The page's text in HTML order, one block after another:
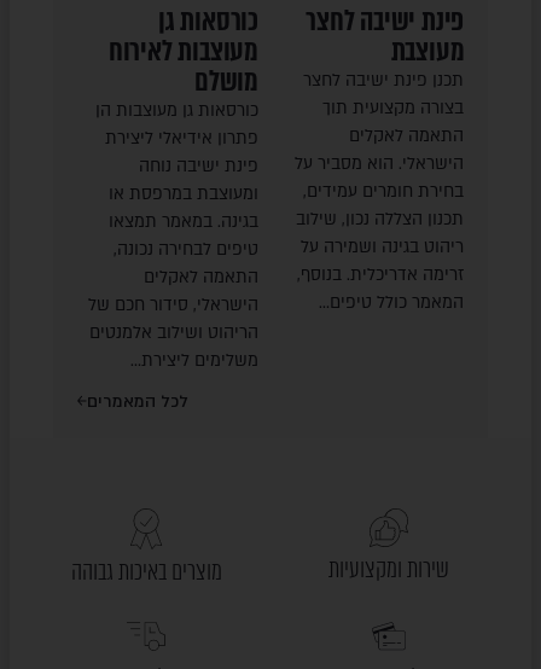
פינת ישיבה לחצר
מעוצבת
תכנן פינת ישיבה לחצר
בצורה מקצועית תוך
התאמה לאקלים
הישראלי. הוא מסביר על
בחירת חומרים עמידים,
תכנון הצללה נכון, שילוב
ריהוט בגינה ושמירה על
זרימה אדריכלית. בנוסף,
המאמר כולל טיפים…
כורסאות גן
מעוצבות לאירוח
מושלם
כורסאות גן מעוצבות הן
פתרון אידיאלי ליצירת
פינת ישיבה נוחה
ומעוצבת במרפסת או
בגינה. במאמר תמצאו
טיפים לבחירה נכונה,
התאמה לאקלים
הישראלי, סידור חכם של
הריהוט ושילוב אלמנטים
משלימים ליצירת…
לכל המאמרים
שירות ומקצועיות מוצרים באיכות גבוהה